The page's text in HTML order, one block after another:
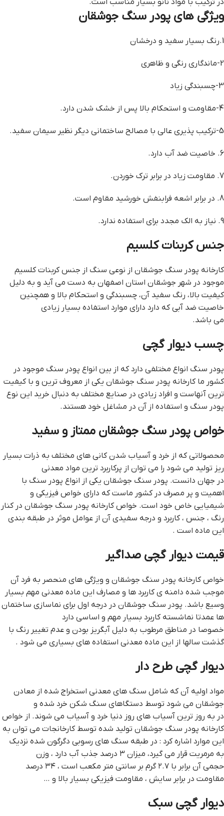
ویژگی های پودر سنگ جوشقان
1.رنگ بسیار سفید و درخشان
2-ماندگاری رنگی و ظاهری
3-چسبندگی زیاد
4-مقاومت و استحکام بالا پس از خشک شدن دارد.
5-ترکیب پذیری عالی با مصالح ساختمانی دیگر نظیر سیمان سفید.
6. خاصیت ضد آب دارد.
7. مقاومت زیاد در برابر ترک خوردن.
8. در برابر اشعه فرابنفش خورشید مقاوم است.
9. نیاز به الک مجدد برای استفاده ندارد.
جنس کربنات کلسیم
کارخانه پودر سنگ جوشقان از نوعی سنگ از جنس کربنات کلسیم
موجود در شهر جوشقان استان اصفهان به دست می آید و به دلیل
کیفیت بالا، رنگ سفید آن، چسبندگی و استحکام بالا و همچنین
خاصیت ضد آبی که دارد دارای موارد استفاده بسیار زیادی
می باشد.
چسب ديوار گچي
پودر سنگ انواع مختلفی دارد که از بین انواع پودر سنگ موجود در
کشور ما کارخانه پودر سنگ جوشقان یکی از معروف ترین و با کیفیت
ترین آنهاست و افراد زیادی در صنایع مختلف به دنبال خرید این نوع
پودر سنگ و استفاده از آن در مشاغل خود هستند.
خواص پودر سنگ جوشقان ممتاز و سفید
محصولاتی که از خرد و آسیاب شدن کانی های مختلف به ذرات بسیار
ریز تولید می شود را می توان از پرکاربرد ترین مواد معدنی
در جهان دانست. پودر سنگ جوشقان یکی از انواع پودر سنگ با
اهمیت و پر مصرف در کشور ماست که دارای خواص فیزیکی و
شیمیایی خاص خود است. خواص کارخانه پودر سنگ جوشقان در کنار
رنگ ، جنس ، کاربرد و درجه سفیدی آن از عوامل موثر در طبقه بندی
این ماده است .
قيمت ديوار گچي صداگير
خواص کارخانه پودر سنگ جوشقان و ویژگی های منحصر به فرد آن
موجب شده دامنه ی کاربرد ها و مصارف این ماده معدنی مهم بسیار
وسیع باشد. پودر سنگ جوشقان در درجه اول برای نماسازی ساختمان
ها عمدتا نماشسته کاربرد بسیار مهم و اساسی دارد
خصوصا در مناطق مرطوب به دلیل آبگریز بودن و عدم تغییر رنگ با
گذشت سالها از این ماده معدنی استفاده های بسیاری می شود .
ديوار گچي طرح دار
مواد اولیه آن که شامل سنگ های معدنی استخراج شده از معادن
جوشقان می شود توسط دستگاهای سنگ شکن خرد شده و
در به روز ترین آسیاب های روز دنیا خرد و آسیاب می شوند. از خواص
کارخانه پودر سنگ جوشقان تولید شده توسط کارخانجات می توان به
این موارد اشاره کرد : در طبقه سنگ های رسوبی دگرگون شده نزدیک
به مرمریت قرار می گیرد، میزان ۳ درصد جذب آب دارد ، وزن
حجمی آن برابر با ۲.۷ گرم بر سانتی متر مکعب است ، ۳۴ درصد
مقاومت در برابر سایش ، مقاومت فیزیکی بسیار بالا و …
ديوار گچي سبک